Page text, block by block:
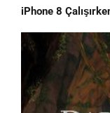
iPhone 8